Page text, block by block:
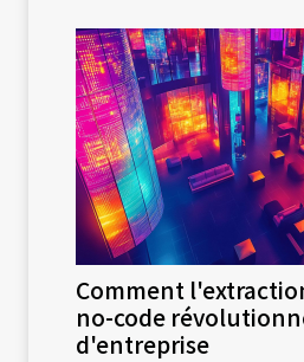
Comment
no-code
d'entreprise